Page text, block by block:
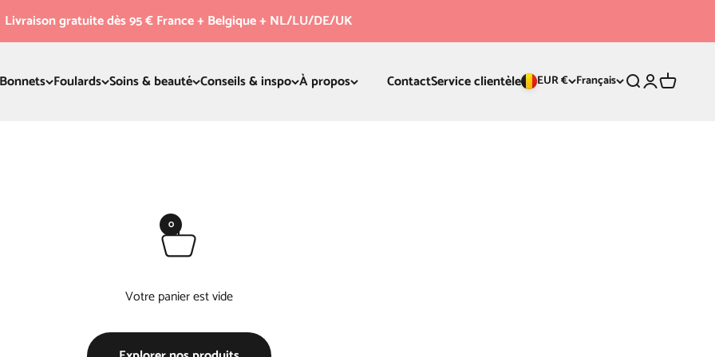
Livraison gratuite dès 95 € France + Belgique + NL/LU/DE/UK
Bonnets Foulards Soins & beauté Conseils & inspo À propos ContactService clientèle EUR € Français Recherche
Connexion
Panier
0
Votre panier est vide